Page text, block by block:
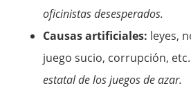
oficinistas desesperados.
Causas artificiales: leyes,
juego sucio, corrupción,
estatal de los juegos de azar.